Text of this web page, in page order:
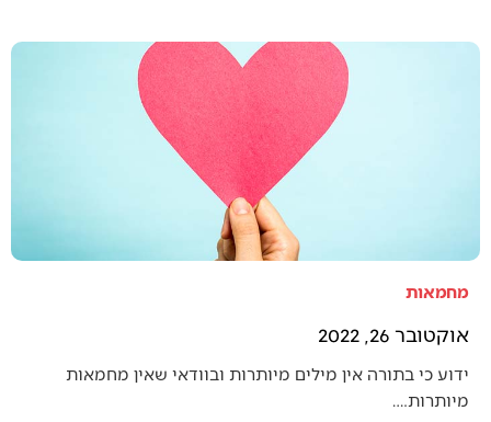
מחמאות
אוקטובר 26, 2022
ידוע כי בתורה אין מילים מיותרות ובוודאי שאין מחמאות
מיותרות.…